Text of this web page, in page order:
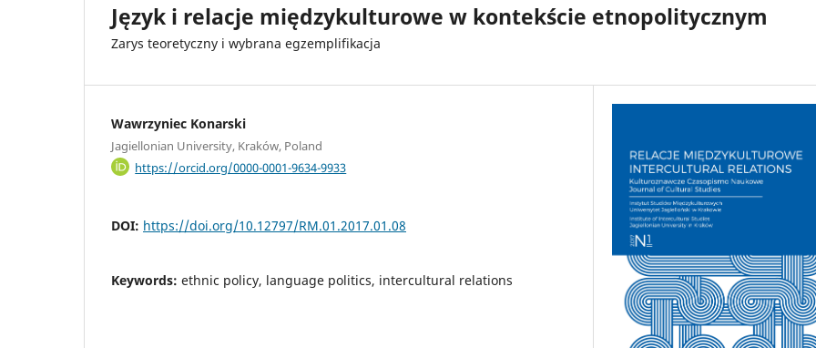
Język i relacje międzykulturowe w kontekście etnopolitycznym
Zarys teoretyczny i wybrana egzemplifikacja
Wawrzyniec Konarski
Jagiellonian University, Kraków, Poland
https://orcid.org/0000-0001-9634-9933
DOI: https://doi.org/10.12797/RM.01.2017.01.08
Keywords: ethnic policy, language politics, intercultural relations